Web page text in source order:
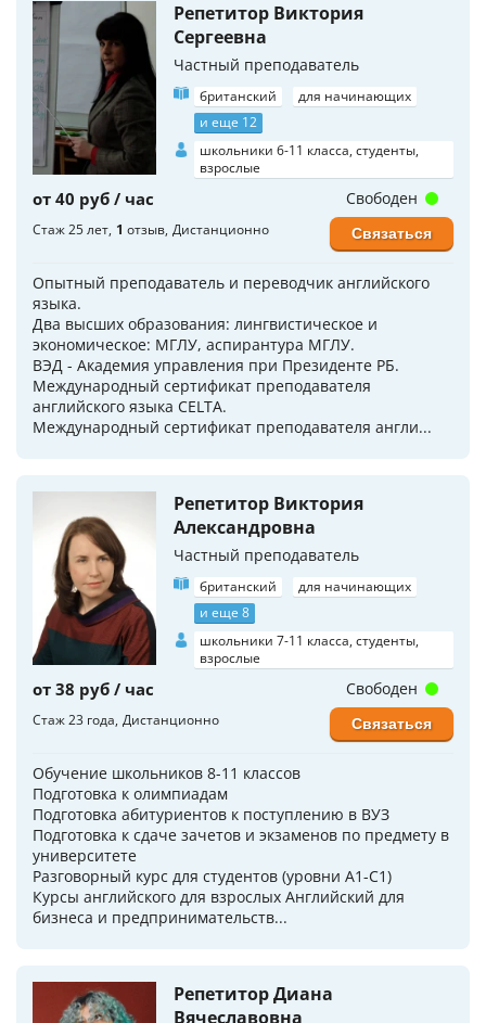
Репетитор Виктория
Сергеевна
Частный преподаватель
британский
для начинающих
и еще 12
школьники 6-11 класса, студенты,
взрослые
от 40 руб / час
Стаж 25 лет 1 отзыв Дистанционно
Опытный преподаватель и переводчик английского
языка.
Два высших образования: лингвистическое и
экономическое: МГЛУ, аспирантура МГЛУ.
ВЭД - Академия управления при Президенте РБ.
Международный сертификат преподавателя
английского языка CELTA.
Международный сертификат преподавателя англи...
Свободен
Связаться
Репетитор Виктория
Александровна
Частный преподаватель
британский
для начинающих
и еще 8
школьники 7-11 класса, студенты,
взрослые
от 38 руб / час
Стаж 23 года Дистанционно
Обучение школьников 8-11 классов
Подготовка к олимпиадам
Подготовка абитуриентов к поступлению в ВУЗ
Подготовка к сдаче зачетов и экзаменов по предмету в
университете
Разговорный курс для студентов (уровни A1-C1)
Курсы английского для взрослых Английский для
бизнеса и предпринимательств...
Свободен
Связаться
Репетитор Диана
Вячеславовна